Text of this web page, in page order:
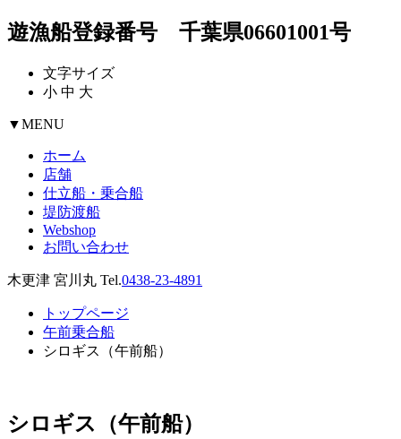
遊漁船登録番号 千葉県06601001号
文字サイズ
小 中 大
▼MENU
ホーム
店舗
仕立船・乗合船
堤防渡船
Webshop
お問い合わせ
木更津 宮川丸 Tel.0438-23-4891
トップページ
午前乗合船
シロギス（午前船）
シロギス（午前船）